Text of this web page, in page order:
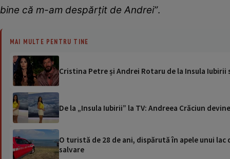
bine că m-am despărțit de Andrei”.
MAI MULTE PENTRU TINE
Cristina Petre și Andrei Rotaru de la Insula
De la „Insula Iubirii” la TV: Andreea Crăciun
O turistă de 28 de ani, dispărută în apele unui
salvare